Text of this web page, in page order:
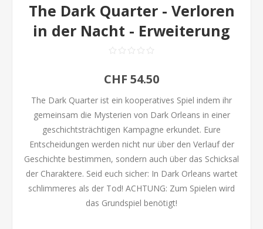
The Dark Quarter - Verloren
in der Nacht - Erweiterung
CHF 54.50
The Dark Quarter ist ein kooperatives Spiel indem ihr
gemeinsam die Mysterien von Dark Orleans in einer
geschichtsträchtigen Kampagne erkundet. Eure
Entscheidungen werden nicht nur über den Verlauf der
Geschichte bestimmen, sondern auch über das Schicksal
der Charaktere. Seid euch sicher: In Dark Orleans wartet
schlimmeres als der Tod! ACHTUNG: Zum Spielen wird
das Grundspiel benötigt!